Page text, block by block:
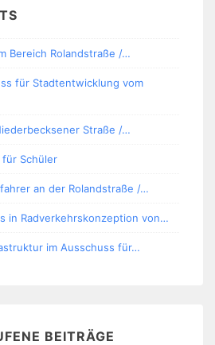
Bereich Rolandstraße /…
für Stadtentwicklung vom
Straße /…
Schüler
an der Rolandstraße /…
in Radverkehrskonzeption von…
im Ausschuss für…
BEITRÄGE